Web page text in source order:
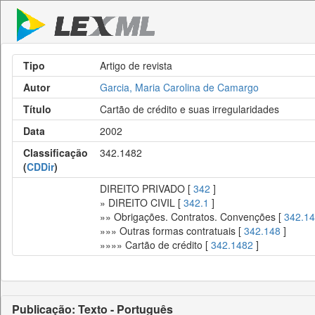
Tipo
Artigo de revista
Autor
Garcia, Maria Carolina de Camargo
Título
Cartão de crédito e suas irregularidades
Data
2002
Classificação
(CDDir)
342.1482
DIREITO PRIVADO [ 342 ]
» DIREITO CIVIL [ 342.1 ]
»» Obrigações. Contratos. Convenções [ 342.14
»»» Outras formas contratuais [ 342.148 ]
»»»» Cartão de crédito [ 342.1482 ]
Publicação: Texto - Português